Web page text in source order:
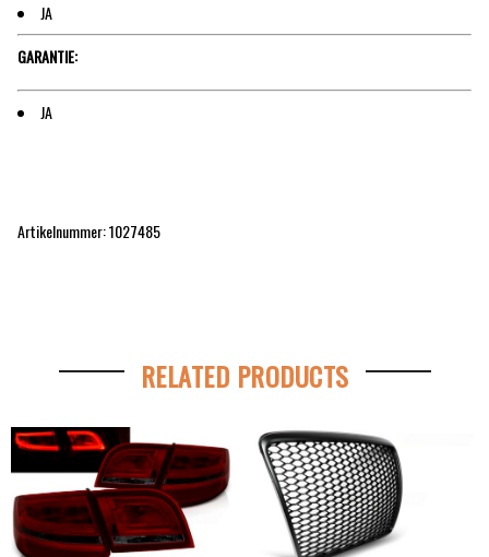
JA
GARANTIE:
JA
Artikelnummer: 1027485
RELATED PRODUCTS